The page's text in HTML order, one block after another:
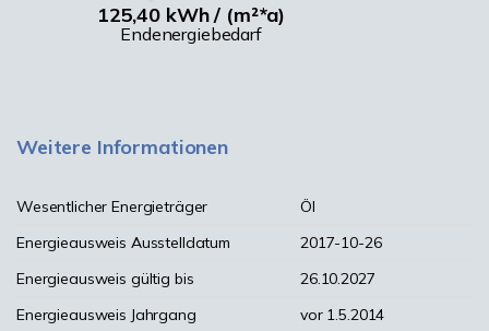
125,40 kWh / (m²*a)
Endenergiebedarf
Weitere Informationen
Wesentlicher Energieträger
Öl
Energieausweis Ausstelldatum
2017-10-26
Energieausweis gültig bis
26.10.2027
Energieausweis Jahrgang
vor 1.5.2014